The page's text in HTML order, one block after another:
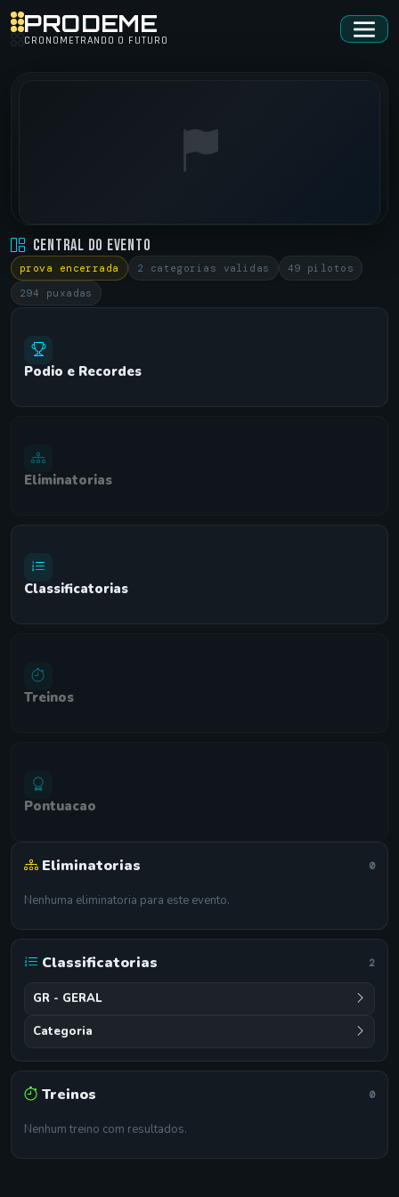
PRODEME
CRONOMETRANDO O FUTURO
BIRIGUI TRACKDAY • BIRIGUI TRACKDAY
BIRIGUI • 13/09/2018
Central do Evento
prova encerrada 2 categorias validas
49 pilotos
294 puxadas
Podio e Recordes
Eliminatorias
Classificatorias
Treinos
Pontuacao
Eliminatorias 0
Nenhuma eliminatoria para este evento.
Classificatorias 2
GR - GERAL
Categoria
Treinos 0
Nenhum treino com resultados.